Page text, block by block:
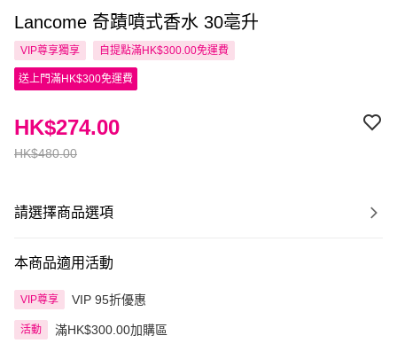
Lancome 奇蹟噴式香水 30亳升
VIP尊享獨享 自提點滿HK$300.00免運費
送上門滿HK$300免運費
HK$480.00
HK$274.00
請選擇商品選項
本商品適用活動
VIP尊享 VIP 95折優惠
活動 滿HK$300.00加購區